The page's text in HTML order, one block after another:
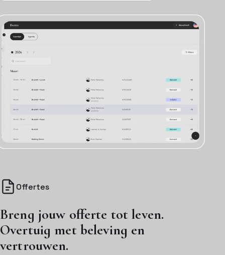
Offertes
Breng jouw offerte tot leven.
Overtuig met beleving en
vertrouwen.